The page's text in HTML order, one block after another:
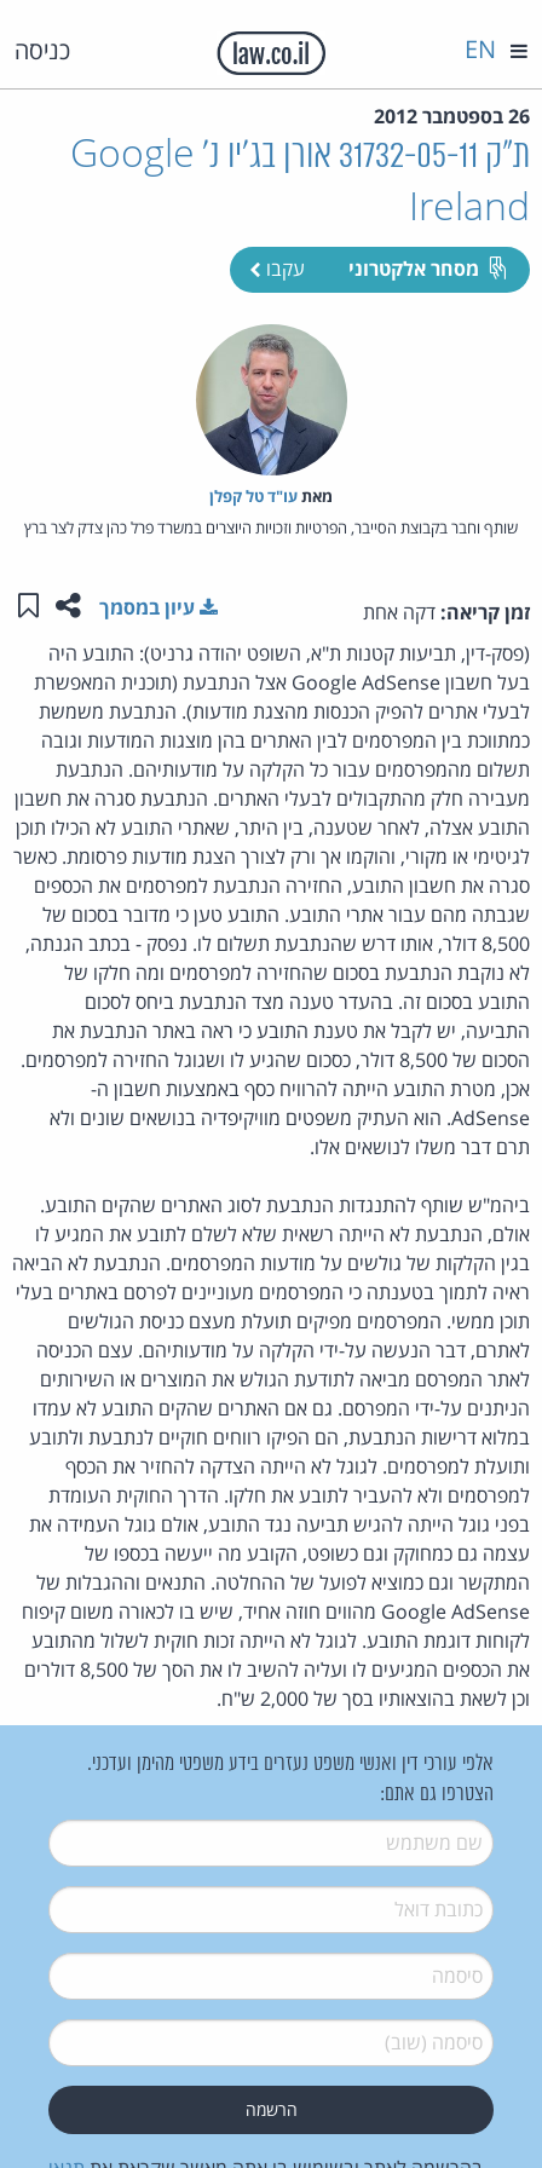
כניסה EN
26 בספטמבר 2012
ת"ק 31732-05-11 אורן בג'יו נ' Google
Ireland
מסחר אלקטרוני עקבו
מאת‏עו"ד טל קפלן
שותף וחבר בקבוצת הסייבר, הפרטיות וזכויות היוצרים במשרד פרל כהן צדק לצר ברץ
זמן קריאה: דקה אחת שתפו
עיון במסמך
(פסק-דין, תביעות קטנות ת"א, השופט יהודה גרניט): התובע היה
בעל חשבון Google AdSense אצל הנתבעת (תוכנית המאפשרת
לבעלי אתרים להפיק הכנסות מהצגת מודעות). הנתבעת משמשת
כמתווכת בין המפרסמים לבין האתרים בהן מוצגות המודעות וגובה
תשלום מהמפרסמים עבור כל הקלקה על מודעותיהם. הנתבעת
מעבירה חלק מהתקבולים לבעלי האתרים. הנתבעת סגרה את חשבון
התובע אצלה, לאחר שטענה, בין היתר, שאתרי התובע לא הכילו תוכן
לגיטימי או מקורי, והוקמו אך ורק לצורך הצגת מודעות פרסומת. כאשר
סגרה את חשבון התובע, החזירה הנתבעת למפרסמים את הכספים
שגבתה מהם עבור אתרי התובע. התובע טען כי מדובר בסכום של
8,500 דולר, אותו דרש שהנתבעת תשלום לו. נפסק - בכתב הגנתה,
לא נוקבת הנתבעת בסכום שהחזירה למפרסמים ומה חלקו של
התובע בסכום זה. בהעדר טענה מצד הנתבעת ביחס לסכום
התביעה, יש לקבל את טענת התובע כי ראה באתר הנתבעת את
הסכום של 8,500 דולר, כסכום שהגיע לו ושגוגל החזירה למפרסמים.
אכן, מטרת התובע הייתה להרוויח כסף באמצעות חשבון ה-
AdSense. הוא העתיק משפטים מוויקיפדיה בנושאים שונים ולא
תרם דבר משלו לנושאים אלו.
ביהמ"ש שותף להתנגדות הנתבעת לסוג האתרים שהקים התובע.
אולם, הנתבעת לא הייתה רשאית שלא לשלם לתובע את המגיע לו
בגין הקלקות של גולשים על מודעות המפרסמים. הנתבעת לא הביאה
ראיה לתמוך בטענתה כי המפרסמים מעוניינים לפרסם באתרים בעלי
תוכן ממשי. המפרסמים מפיקים תועלת מעצם כניסת הגולשים
לאתרם, דבר הנעשה על-ידי הקלקה על מודעותיהם. עצם הכניסה
לאתר המפרסם מביאה לתודעת הגולש את המוצרים או השירותים
הניתנים על-ידי המפרסם. גם אם האתרים שהקים התובע לא עמדו
במלוא דרישות הנתבעת, הם הפיקו רווחים חוקיים לנתבעת ולתובע
ותועלת למפרסמים. לגוגל לא הייתה הצדקה להחזיר את הכסף
למפרסמים ולא להעביר לתובע את חלקו. הדרך החוקית העומדת
בפני גוגל הייתה להגיש תביעה נגד התובע, אולם גוגל העמידה את
עצמה גם כמחוקק וגם כשופט, הקובע מה ייעשה בכספו של
המתקשר וגם כמוציא לפועל של ההחלטה. התנאים וההגבלות של
Google AdSense מהווים חוזה אחיד, שיש בו לכאורה משום קיפוח
לקוחות דוגמת התובע. לגוגל לא הייתה זכות חוקית לשלול מהתובע
את הכספים המגיעים לו ועליה להשיב לו את הסך של 8,500 דולרים
וכן לשאת בהוצאותיו בסך של 2,000 ש"ח.
אלפי עורכי דין ואנשי משפט נעזרים בידע משפטי מהימן ועדכני.
הצטרפו גם אתם:
שם משתמש*
דואל*
סיסמה*
סיסמה (שוב)*